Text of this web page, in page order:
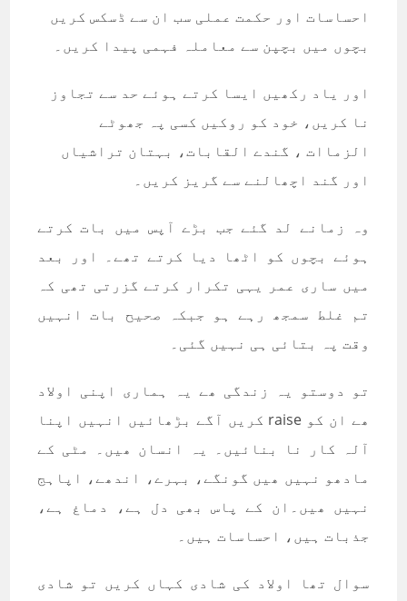
احساسات اور حکمت عملی سب ان سے ڈسکس کریں
بچوں میں بچپن سے معاملہ فہمی پیدا کریں۔
اور یاد رکھیں ایسا کرتے ہوئے حد سے تجاوز
نا کریں، خود کو روکیں کسی پہ جھوٹے
الزماات ، گندے القابات، بہتان تراشیاں
اور گند اچھالنے سے گریز کریں۔
وہ زمانے لد گئے جب بڑے آپس میں بات کرتے
ہوئے بچوں کو اٹھا دیا کرتے تھے۔ اور بعد
میں ساری عمر یہی تکرار کرتے گزرتی تھی کہ
تم غلط سمجھ رہے ہو جبکہ صحیح بات انہیں
وقت پہ بتائی ہی نہیں گئی۔
تو دوستو یہ زندگی ھے یہ ہماری اپنی اولاد
ھے ان کو raise کریں آگے بڑھائیں انہیں اپنا
آلہ کار نا بنائیں۔ یہ انسان ھیں۔ مٹی کے
مادھو نہیں ھیں گونگے، بہرے، اندھے، اپاہج
نہیں ھیں۔ان کے پاس بھی دل ہے، دماغ ہے،
جذبات ہیں، احساسات ہیں۔
سوال تھا اولاد کی شادی کہاں کریں تو شادی